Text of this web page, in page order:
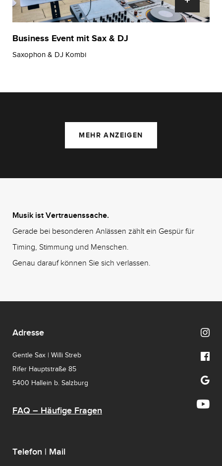
Business Event mit Sax & DJ
Saxophon & DJ Kombi
MEHR ANZEIGEN
Musik ist Vertrauenssache.
Gerade bei besonderen Anlässen zählt ein Gespür für
Timing, Stimmung und Menschen.
Genau darauf können Sie sich verlassen.
Adresse
Gentle Sax | Willi Streb
Rifer Hauptstraße 85
5400 Hallein b. Salzburg
FAQ – Häufige Fragen
Telefon | Mail